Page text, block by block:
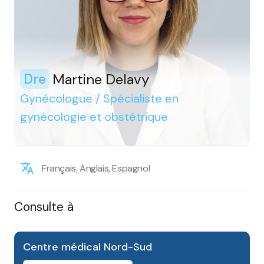
Dre Martine Delavy
Gynécologue / Spécialiste en
gynécologie et obstétrique
Français, Anglais, Espagnol
Consulte à
Centre médical Nord-Sud